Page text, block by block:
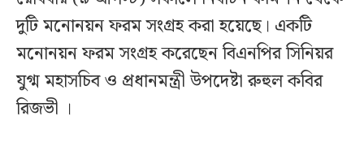
দুটি মনোনয়ন ফরম সংগ্রহ করা হয়েছে। একটি
মনোনয়ন ফরম সংগ্রহ করেছেন বিএনপির সিনিয়র
যুগ্ম মহাসচিব ও প্রধানমন্ত্রী উপদেষ্টা রুহুল কবির
রিজভী ।